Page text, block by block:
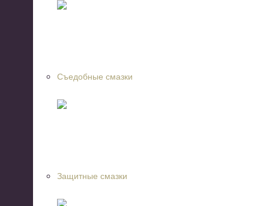
Съедобные смазки
Защитные смазки